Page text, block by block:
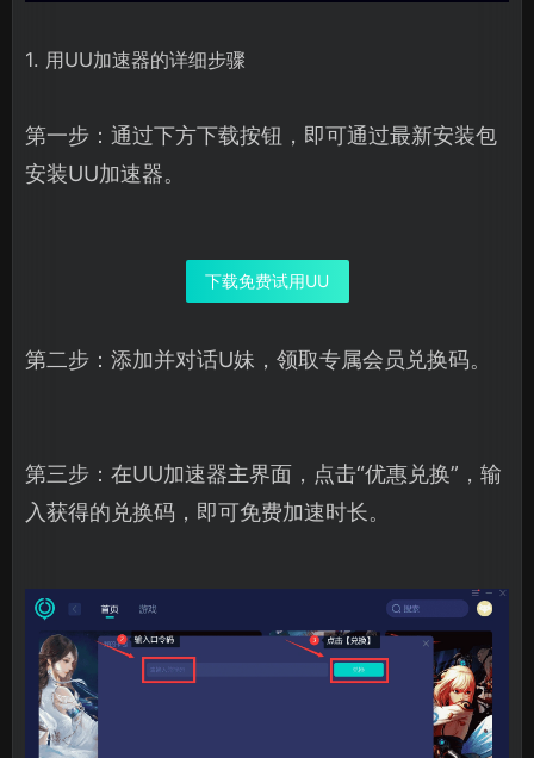
1. 用UU加速器的详细步骤
第一步：通过下方下载按钮，即可通过最新安装包
安装UU加速器。
下载免费试用UU
第二步：添加并对话U妹，领取专属会员兑换码。
第三步：在UU加速器主界面，点击“优惠兑换”，输
入获得的兑换码，即可免费加速时长。